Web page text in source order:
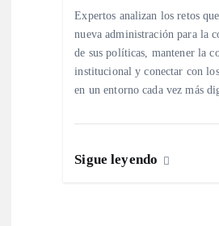
Expertos analizan los retos
nueva administración para la
de sus políticas, mantener la
institucional y conectar con
en un entorno cada vez más
Sigue leyendo